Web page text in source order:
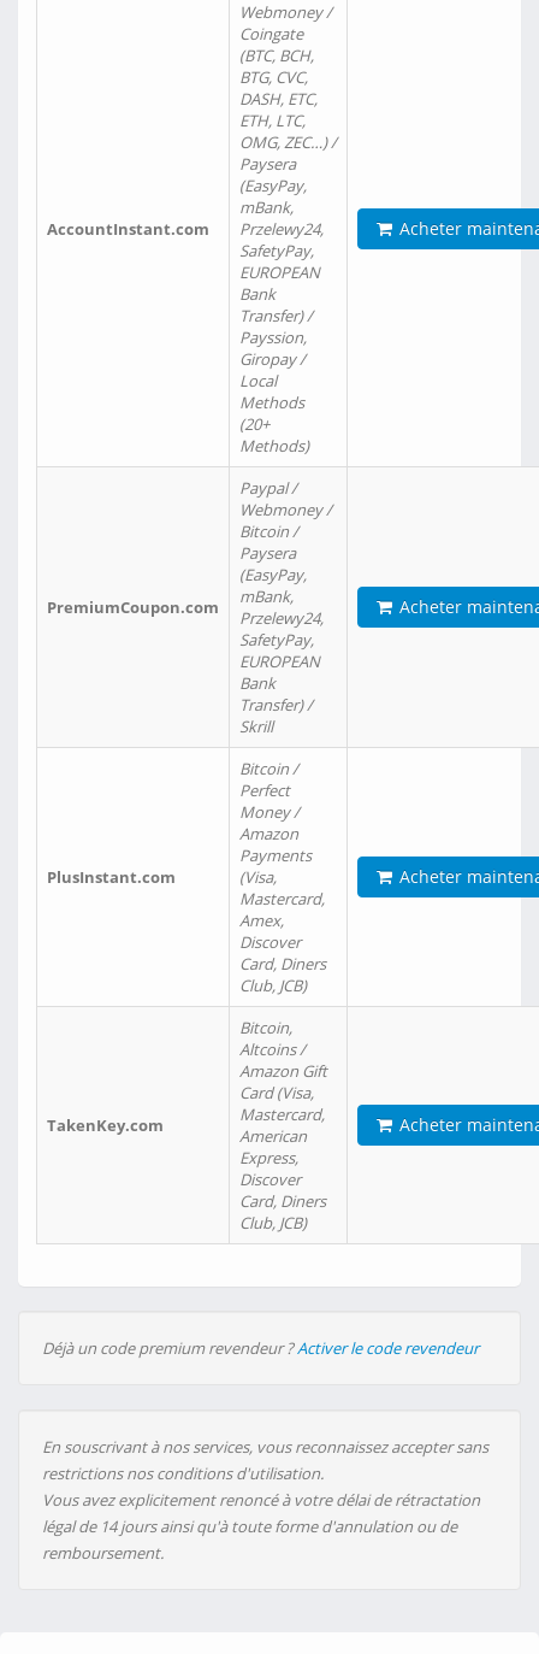
AccountInstant.com
Webmoney /
Coingate
(BTC, BCH,
BTG, CVC,
DASH, ETC,
ETH, LTC,
OMG, ZEC…) /
Paysera
(EasyPay,
mBank,
Przelewy24,
SafetyPay,
EUROPEAN
Bank
Transfer) /
Payssion,
Giropay /
Local
Methods
(20+
Methods)
Acheter
PremiumCoupon.com
Paypal /
Webmoney /
Bitcoin /
Paysera
(EasyPay,
mBank,
Przelewy24,
SafetyPay,
EUROPEAN
Bank
Transfer) /
Skrill
Acheter
PlusInstant.com
Bitcoin /
Perfect
Money /
Amazon
Payments
(Visa,
Mastercard,
Amex,
Discover
Card, Diners
Club, JCB)
Acheter
TakenKey.com
Bitcoin,
Altcoins /
Amazon Gift
Card (Visa,
Mastercard,
American
Express,
Discover
Card, Diners
Club, JCB)
Acheter
Déjà un code premium revendeur ?Activer le code revendeur
En souscrivant à nos services, vous reconnaissez accepter sans
restrictions nos conditions d'utilisation.
Vous avez explicitement renoncé à votre délai de rétractation
légal de 14 jours ainsi qu'à toute forme d'annulation ou de
remboursement.